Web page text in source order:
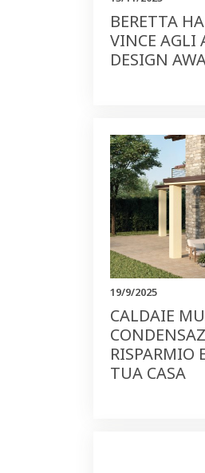
BERETTA
VINCE AGLI
DESIGN
19/9/2025
CALDAIE
RISPARMIO
TUA CASA